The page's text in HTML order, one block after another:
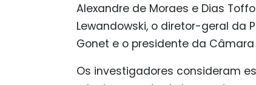
Alexandre de Moraes e Dias
Lewandowski, o diretor-geral da
Gonet e o presidente da
Os investigadores consideram